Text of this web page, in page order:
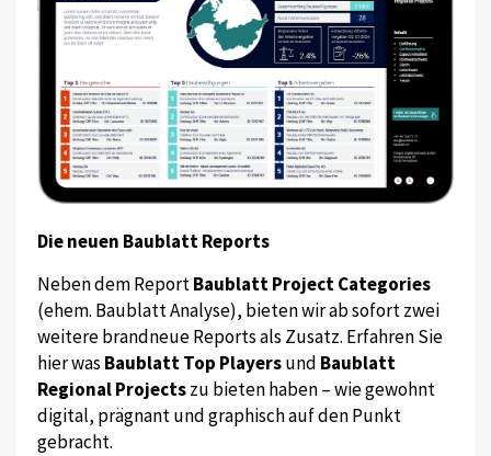
Die neuen Baublatt Reports
Neben dem ReportBaublatt Project Categories
(ehem. Baublatt Analyse), bieten wir ab sofort zwei
weitere brandneue Reports als Zusatz. Erfahren Sie
hier was Baublatt Top Playersund Baublatt
Regional Projectszu bieten haben – wie gewohnt
digital, prägnant und graphisch auf den Punkt
gebracht.